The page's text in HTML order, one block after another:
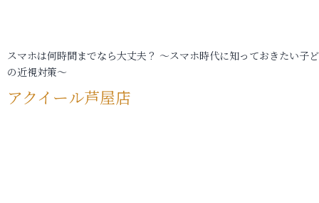
スマホは何時間までなら大丈夫？ ～スマホ時代に知っておきたい子
の近視対策～
アクイール芦屋店